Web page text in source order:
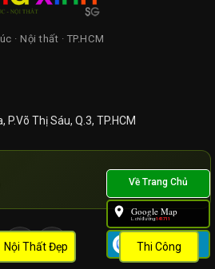
Nội Thất Đẹp Thi Công
· Nội thất · TP.HCM
P.Võ Thị Sáu, Q.3, TP.HCM
Google Map
L.chỉ đường:141711
Zalo